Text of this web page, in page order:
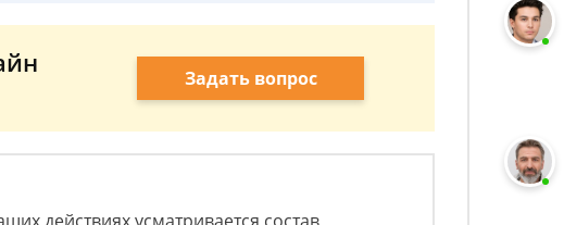
Задать вопрос